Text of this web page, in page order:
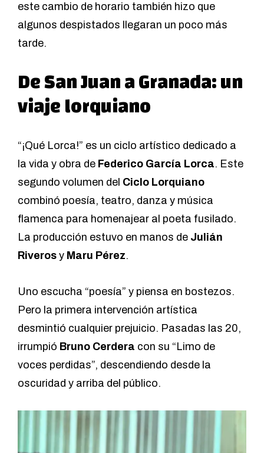
este cambio de horario también hizo que
algunos despistados llegaran un poco más
tarde.
De San Juan a Granada: un
viaje lorquiano
“¡Qué Lorca!” es un ciclo artístico dedicado a
la vida y obra de Federico García Lorca. Este
segundo volumen del Ciclo Lorquiano
combinó poesía, teatro, danza y música
flamenca para homenajear al poeta fusilado.
La producción estuvo en manos de Julián
Riveros y Maru Pérez.
Uno escucha “poesía” y piensa en bostezos.
Pero la primera intervención artística
desmintió cualquier prejuicio. Pasadas las 20,
irrumpió Bruno Cerdera con su “Limo de
voces perdidas”, descendiendo desde la
oscuridad y arriba del público.